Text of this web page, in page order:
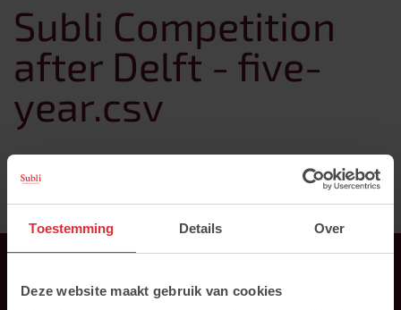
Toestemming Details Over
Deze website maakt gebruik van cookies
Subli Competition
after Delft - five-
year.csv
TERUG NAAR HET OVERZICHT